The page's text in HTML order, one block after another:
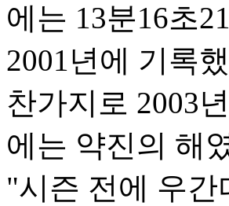
에는 13분16초
2001년에 기록
찬가지로 2003
에는 약진의 해
"시즌 전에 우